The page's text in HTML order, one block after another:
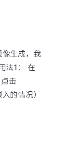
像生成，我
法1： 在
击
的情况）